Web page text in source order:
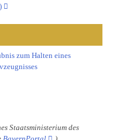
zum Halten eines
Staatsministerium des